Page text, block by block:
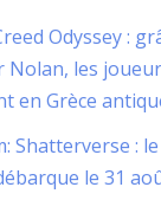
Odyssey :
Nolan, les
en Grèce
Shatterverse :
le 31